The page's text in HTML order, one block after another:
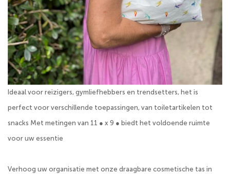
Ideaal voor reizigers, gymliefhebbers en trendsetters, het is
perfect voor verschillende toepassingen, van toiletartikelen tot
snacks Met metingen van 11 ● x 9 ● biedt het voldoende ruimte
voor uw essentie
Verhoog uw organisatie met onze draagbare cosmetische tas in